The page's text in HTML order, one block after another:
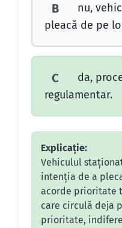
B
nu,
pleacă de pe
C
da,
regulamentar.
Explicație:
Vehiculul
intenția de a
acorde prioritate
care circulă deja
prioritate,